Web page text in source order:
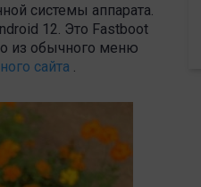
системы аппарата.
12. Это Fastboot
из обычного меню
сайта